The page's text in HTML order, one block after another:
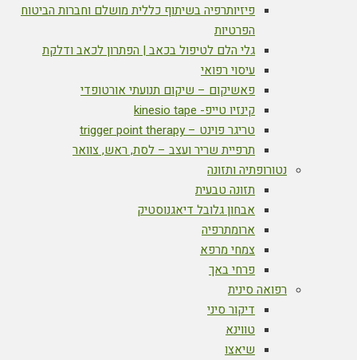
פיזיותרפיה בשיתוף כללית מושלם וחברות הביטוח
הפרטיות
גלי הלם לטיפול בכאב | הפתרון לכאב ודלקת
עיסוי רפואי
פאשיקום – שיקום תנועתי אורטופדי
קינזיו טייפ- kinesio tape
טריגר פוינט – trigger point therapy
תרפיית שריר ועצב – לסת, ראש, צוואר
נטורופתיה ותזונה
תזונה טבעית
אבחון גלובל דיאגנוסטיק
ארומתרפיה
צמחי מרפא
פרחי באך
רפואה סינית
דיקור סיני
טווינא
שיאצו